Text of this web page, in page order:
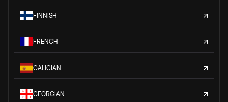
FINNISH
FRENCH
GALICIAN
GEORGIAN